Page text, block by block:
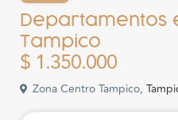
Departamentos
Tampico
$ 1.350.000
Zona Centro Tampico,